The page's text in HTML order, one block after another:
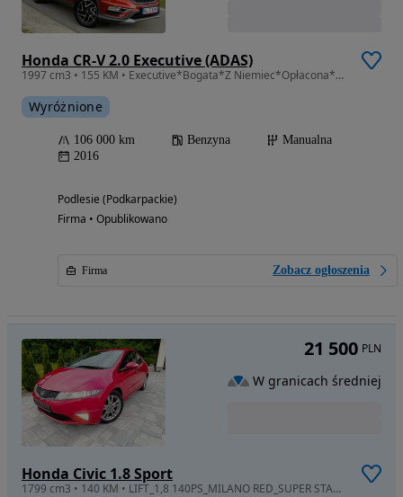
Honda CR-V 2.0 Executive (ADAS)
1997 cm3 • 155 KM • Executive*Bogata*Z Niemiec*Opłacona*Gotowa do rej!
Wyróżnione
106 000 km Benzyna
Manualna
2016
Podlesie (Podkarpackie)
Firma • Opublikowano
Firma Zobacz ogłoszenia
Honda Civic 1.8 Sport
1799 cm3 • 140 KM • LIFT_1,8 140PS_MILANO RED_SUPER STAN_BEZ KOROZJI !!! Sport_alu17_pdc..
21 500 PLN
W granicach średniej